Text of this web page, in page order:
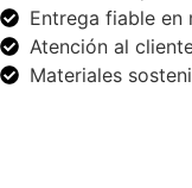
Entrega fiable en
Atención al
Materiales